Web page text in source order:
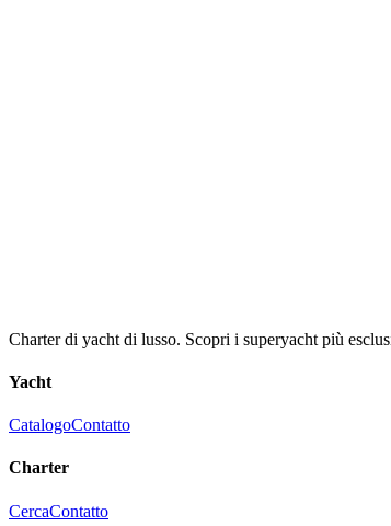
Charter di yacht di lusso. Scopri i superyacht più
Yacht
CatalogoContatto
Charter
CercaContatto